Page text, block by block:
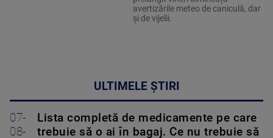
avertizările meteo de caniculă, dar
și de vijelii.
ULTIMELE ȘTIRI
07-
08-
Lista completă de medicamente pe care
trebuie să o ai în bagaj. Ce nu trebuie să